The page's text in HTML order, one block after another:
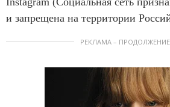
и запрещена на территории
РЕКЛАМА –